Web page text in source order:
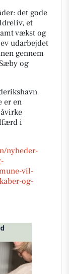
det gode
et
vækst og
udarbejdet
gennem
og
er en
i
nyheder-
vil-
og-